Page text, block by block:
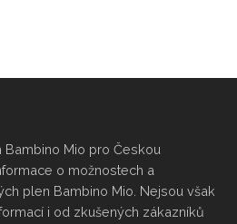
Bambino Mio pro Českou
o možnostech a
plen Bambino Mio. Nejsou však
i od zkušených zákazníků